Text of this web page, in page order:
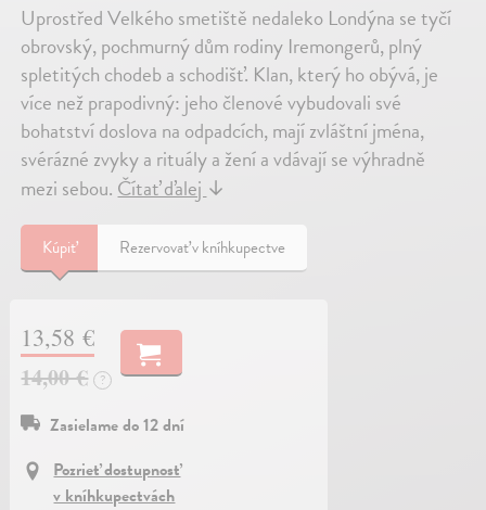
Uprostřed Velkého smetiště nedaleko Londýna se tyčí
obrovský, pochmurný dům rodiny Iremongerů, plný
spletitých chodeb a schodišť. Klan, který ho obývá, je
více než prapodivný: jeho členové vybudovali své
bohatství doslova na odpadcích, mají zvláštní jména,
svérázné zvyky a rituály a žení a vdávají se výhradně
mezi sebou. Čítať ďalej ↓
Kúpiť Rezervovať v kníhkupectve
13,58 €
14,00 €
?
Zasielame do 12 dní
Pozrieť dostupnosť
v kníhkupectvách